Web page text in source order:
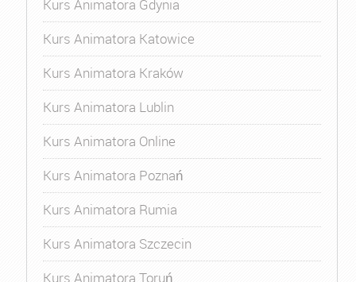
Kurs Animatora Gdynia
Kurs Animatora Katowice
Kurs Animatora Kraków
Kurs Animatora Lublin
Kurs Animatora Online
Kurs Animatora Poznań
Kurs Animatora Rumia
Kurs Animatora Szczecin
Kurs Animatora Toruń